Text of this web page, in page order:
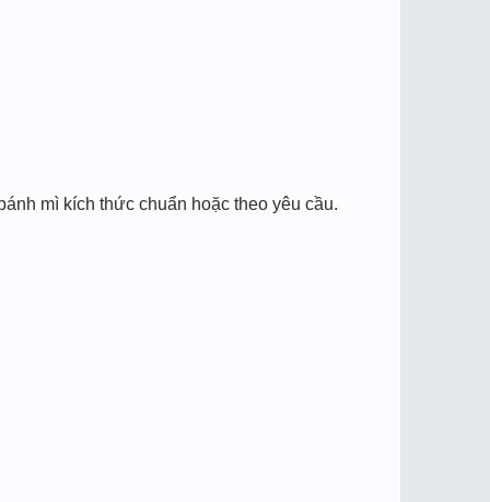
mì kích thức chuẩn hoặc theo yêu cầu.